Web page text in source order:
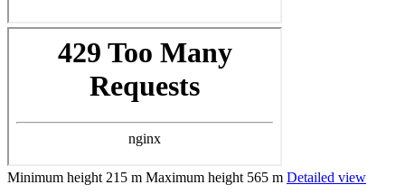
Minimum height 215 m Maximum height 565 m Detailed view